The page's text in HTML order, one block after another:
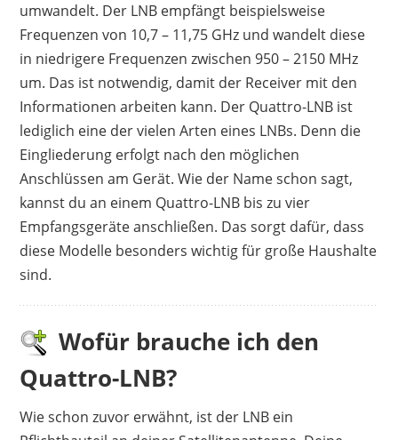
umwandelt. Der LNB empfängt beispielsweise
Frequenzen von 10,7 – 11,75 GHz und wandelt diese
in niedrigere Frequenzen zwischen 950 – 2150 MHz
um. Das ist notwendig, damit der Receiver mit den
Informationen arbeiten kann. Der Quattro-LNB ist
lediglich eine der vielen Arten eines LNBs. Denn die
Eingliederung erfolgt nach den möglichen
Anschlüssen am Gerät. Wie der Name schon sagt,
kannst du an einem Quattro-LNB bis zu vier
Empfangsgeräte anschließen. Das sorgt dafür, dass
diese Modelle besonders wichtig für große Haushalte
sind.
Wofür brauche ich den
Quattro-LNB?
Wie schon zuvor erwähnt, ist der LNB ein